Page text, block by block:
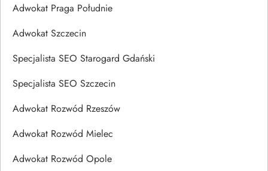
Adwokat Praga Południe
Adwokat Szczecin
Specjalista SEO Starogard Gdański
Specjalista SEO Szczecin
Adwokat Rozwód Rzeszów
Adwokat Rozwód Mielec
Adwokat Rozwód Opole